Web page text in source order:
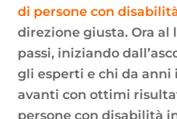
di persone con
direzione giusta. Ora
passi, iniziando
gli esperti e chi da
avanti con ottimi
persone con disabilità